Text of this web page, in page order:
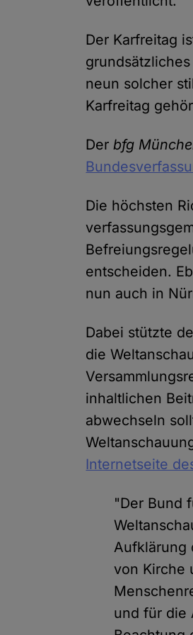
Der Karfreitag
neun solcher
Karfreitag
Derbfg
Die höchsten
entscheiden.
nun auch in
Dabei stützte
die
inhaltlichen
abwechseln
Internetseite
"Der Bund
Aufklärung
von Kirche
und für die